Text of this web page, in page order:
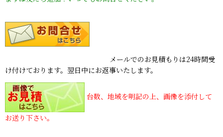
メールでのお見積もりは24時間受
け付けております。翌日中にお返事いたします。
台数、地域を明記の上、画像を添付して
お送り下さい。